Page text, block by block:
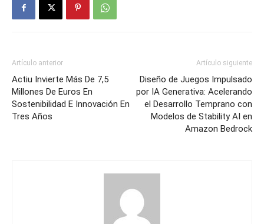
Artículo anterior
Actiu Invierte Más De 7,5
Millones De Euros En
Sostenibilidad E Innovación En
Tres Años
Artículo siguiente
Diseño de Juegos Impulsado
por IA Generativa: Acelerando
el Desarrollo Temprano con
Modelos de Stability AI en
Amazon Bedrock